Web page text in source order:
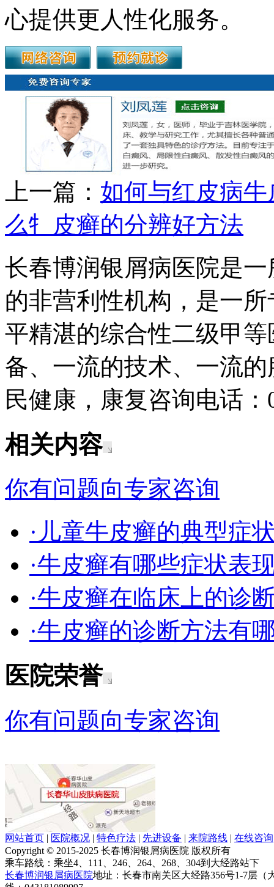
心提供更人性化服务。
上一篇： 如何与红皮病
么牜皮癣的分辨好方法
长春博润银屑病医院是
的非营利性机构，是一
平精湛的综合性二级甲
备、一流的技术、一流
民健康，康复咨询电话：
相关内容
你有问题向专家咨询
·儿童牛皮癣的典型症
·牛皮癣有哪些症状表
·牛皮癣在临床上的诊
·牛皮癣的诊断方法有
医院荣誉
你有问题向专家咨询
网站首页 | 医院概况 | 特色疗法 | 先进设备 | 来院路线 | 在线咨询
Copyright © 2015-2025 长春博润银屑病医院 版权所有
乘车路线：乘坐4、111、246、264、268、304到大经路站下
长春博润银屑病医院地址：长春市南关区大经路356号1-7层（